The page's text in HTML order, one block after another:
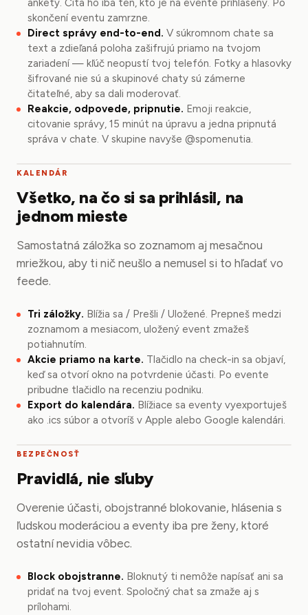
ankety. Číta ho iba ten, kto je na evente prihlásený. Po
skončení eventu zamrzne.
Direct správy end-to-end. V súkromnom chate sa
text a zdieľaná poloha zašifrujú priamo na tvojom
zariadení — kľúč neopustí tvoj telefón. Fotky a hlasovky
šifrované nie sú a skupinové chaty sú zámerne
čitateľné, aby sa dali moderovať.
Reakcie, odpovede, pripnutie. Emoji reakcie,
citovanie správy, 15 minút na úpravu a jedna pripnutá
správa v chate. V skupine navyše @spomenutia.
KALENDÁR
Všetko, na čo si sa prihlásil, na
jednom mieste
Samostatná záložka so zoznamom aj mesačnou
mriežkou, aby ti nič neušlo a nemusel si to hľadať vo
feede.
Tri záložky. Blížia sa / Prešli / Uložené. Prepneš medzi
zoznamom a mesiacom, uložený event zmažeš
potiahnutím.
Akcie priamo na karte. Tlačidlo na check-in sa objaví,
keď sa otvorí okno na potvrdenie účasti. Po evente
pribudne tlačidlo na recenziu podniku.
Export do kalendára. Blížiace sa eventy vyexportuješ
ako .ics súbor a otvoríš v Apple alebo Google kalendári.
BEZPEČNOSŤ
Pravidlá, nie sľuby
Overenie účasti, obojstranné blokovanie, hlásenia s
ľudskou moderáciou a eventy iba pre ženy, ktoré
ostatní nevidia vôbec.
Block obojstranne. Bloknutý ti nemôže napísať ani sa
pridať na tvoj event. Spoločný chat sa zmaže aj s
prílohami.